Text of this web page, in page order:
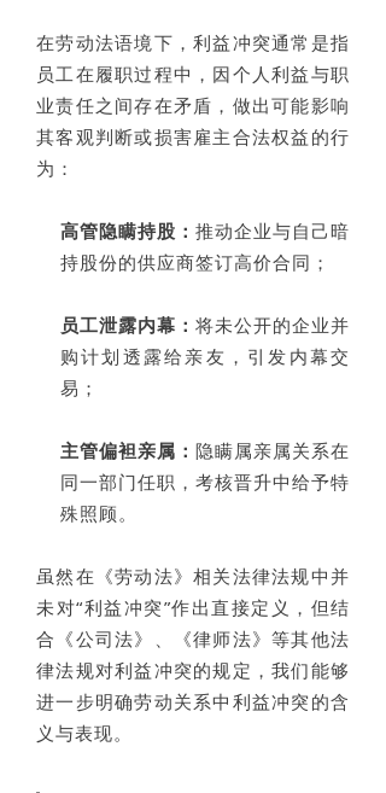
在劳动法语境下，利益冲突通常是指
员工在履职过程中，因个人利益与职
业责任之间存在矛盾，做出可能影响
其客观判断或损害雇主合法权益的行
为：
高管隐瞒持股： 推动企业与自己暗
持股份的供应商签订高价合同；
员工泄露内幕： 将未公开的企业并
购计划透露给亲友，引发内幕交
易；
主管偏袒亲属： 隐瞒属亲属关系在
同一部门任职，考核晋升中给予特
殊照顾。
虽然在《劳动法》相关法律法规中并
未对“利益冲突”作出直接定义，但结
合《公司法》、《律师法》等其他法
律法规对利益冲突的规定，我们能够
进一步明确劳动关系中利益冲突的含
义与表现。